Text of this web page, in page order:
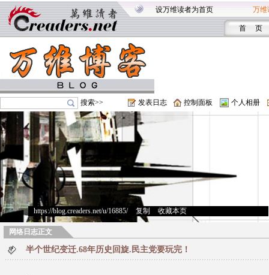
设万维读者为首页 万维
首 页
搜索>> 发表日志 控制面板 个人相册
https://blog.creaders.net/u/16885/> 复制 收藏本页
网络日志正文
半个世纪变迁.68年历史回旋.民主党要玩完！